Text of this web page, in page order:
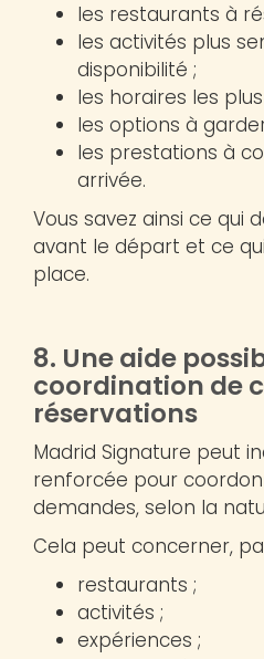
les restaurants à
les activités plus
disponibilité ;
les horaires les
les options à
les prestations à
arrivée.
Vous savez ainsi ce qui
avant le départ et ce
place.
8. Une aide
coordination de
réservations
Madrid Signature peut
renforcée pour
demandes, selon la
Cela peut concerner,
restaurants ;
activités ;
expériences ;